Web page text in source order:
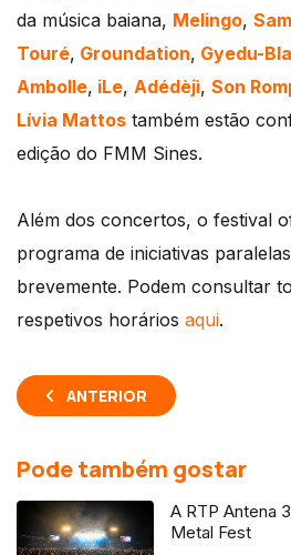
da música baiana, Melingo,
Touré, Groundation, Gyedu-
Ambolle, iLe, Adédèjì, Son
Lívia Mattos também estão
edição do FMM Sines.
Além dos concertos, o festival
programa de iniciativas
brevemente. Podem consultar
respetivos horários aqui.
ANTERIOR
Pode também gostar
A RTP Antena
Metal Fest